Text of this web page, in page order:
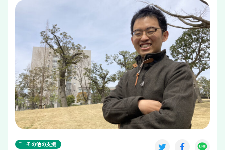
その他の支援